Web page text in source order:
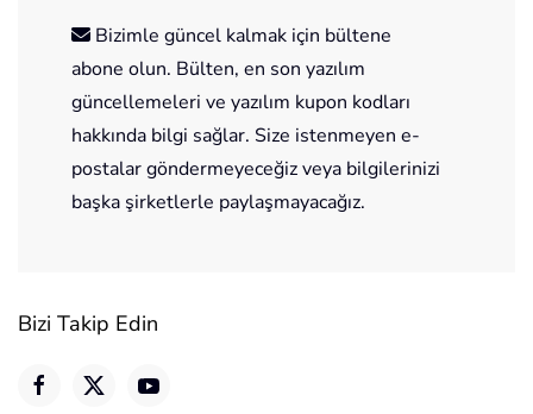
Bizimle güncel kalmak için bültene
abone olun. Bülten, en son yazılım
güncellemeleri ve yazılım kupon kodları
hakkında bilgi sağlar. Size istenmeyen e-
postalar göndermeyeceğiz veya bilgilerinizi
başka şirketlerle paylaşmayacağız.
Bizi Takip Edin